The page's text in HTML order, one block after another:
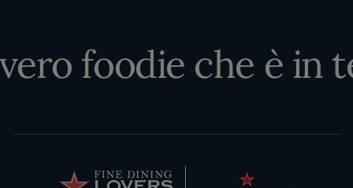
foodie che è in